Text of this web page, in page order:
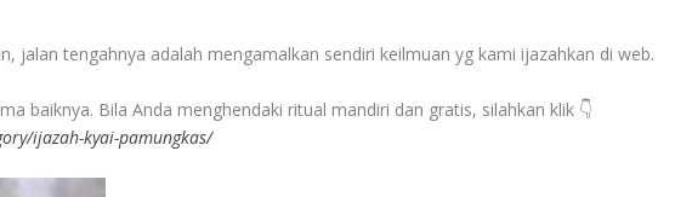
jalan tengahnya adalah mengamalkan sendiri keilmuan yg kami ijazahkan di web.
baiknya. Bila Anda menghendaki ritual mandiri dan gratis, silahkan klik 👇
ijazah-kyai-pamungkas/